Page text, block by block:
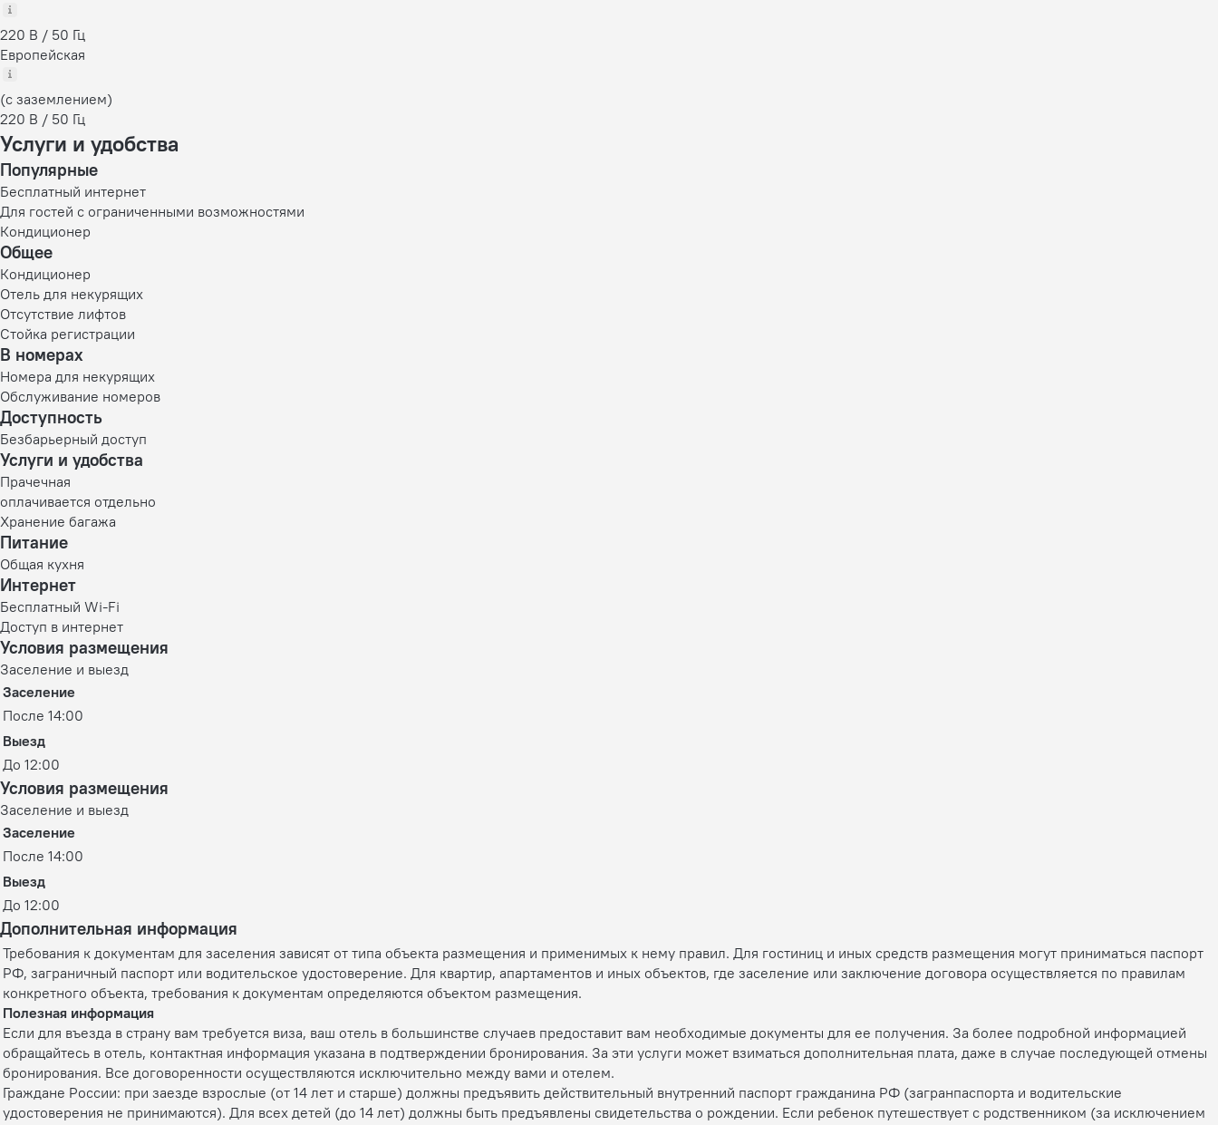
220 В / 50 Гц
Европейская
(с заземлением)
220 В / 50 Гц
Услуги и удобства
Популярные
Бесплатный интернет
Для гостей с ограниченными возможностями
Кондиционер
Общее
Кондиционер
Отель для некурящих
Отсутствие лифтов
Стойка регистрации
В номерах
Номера для некурящих
Обслуживание номеров
Доступность
Безбарьерный доступ
Услуги и удобства
Прачечная
оплачивается отдельно
Хранение багажа
Питание
Общая кухня
Интернет
Бесплатный Wi-Fi
Доступ в интернет
Условия размещения
Заселение и выезд
Заселение
После 14:00
Выезд
До 12:00
Условия размещения
Заселение и выезд
Заселение
После 14:00
Выезд
До 12:00
Дополнительная информация
Требования к документам для заселения зависят от типа объекта размещения и применимых к нему правил. Для гостиниц и иных средств размещения могут приниматься паспорт
РФ, заграничный паспорт или водительское удостоверение. Для квартир, апартаментов и иных объектов, где заселение или заключение договора осуществляется по правилам
конкретного объекта, требования к документам определяются объектом размещения.
Полезная информация
Если для въезда в страну вам требуется виза, ваш отель в большинстве случаев предоставит вам необходимые документы для ее получения. За более подробной информацией
обращайтесь в отель, контактная информация указана в подтверждении бронирования. За эти услуги может взиматься дополнительная плата, даже в случае последующей отмены
бронирования. Все договоренности осуществляются исключительно между вами и отелем.
Граждане России: при заезде взрослые (от 14 лет и старше) должны предъявить действительный внутренний паспорт гражданина РФ (загранпаспорта и водительские
удостоверения не принимаются). Для всех детей (до 14 лет) должны быть предъявлены свидетельства о рождении. Если ребенок путешествует с родственником (за исключением